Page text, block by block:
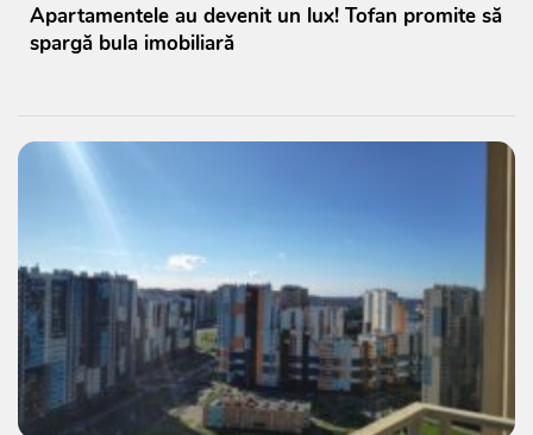
Apartamentele au devenit un lux! Tofan promite să
spargă bula imobiliară